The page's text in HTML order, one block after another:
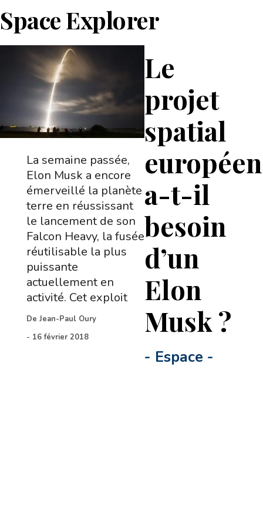
Space Explorer
Le
projet
spatial
européen
a-t-il
besoin
d’un
Elon
Musk ?
- Espace -
La semaine passée,
Elon Musk a encore
émerveillé la planète
terre en réussissant
le lancement de son
Falcon Heavy, la fusée
réutilisable la plus
puissante
actuellement en
activité. Cet exploit
De Jean-Paul Oury
- 16 février 2018